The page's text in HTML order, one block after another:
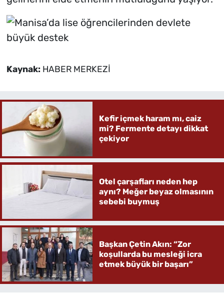
Kaynak: HABER MERKEZİ
Kefir içmek haram mı, caiz
mi? Fermente detayı dikkat
çekiyor
Otel çarşafları neden hep
aynı? Meğer beyaz olmasının
sebebi buymuş
Başkan Çetin Akın: “Zor
koşullarda bu mesleği icra
etmek büyük bir başarı”